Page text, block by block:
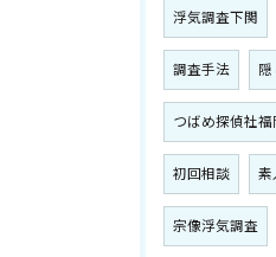
浮気調査下関
調査手法 隠
つばめ探偵社福
初回相談 素
宗像浮気調査